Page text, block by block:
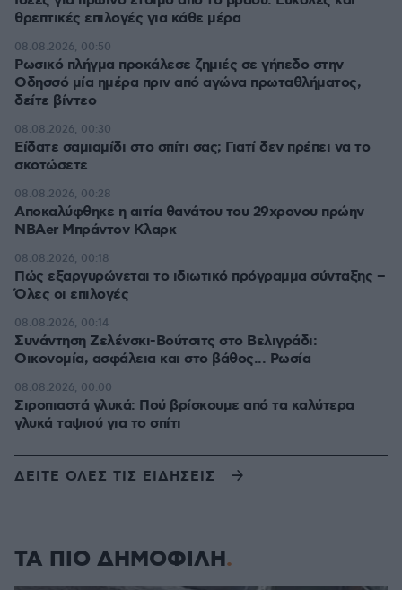
θρεπτικές επιλογές για κάθε μέρα
Ρωσικό πλήγμα προκάλεσε ζημιές σε γήπεδο στην
Οδησσό μία ημέρα πριν από αγώνα πρωταθλήματος,
δείτε βίντεο
08.08.2026, 00:50
Είδατε σαμιαμίδι στο σπίτι σας; Γιατί δεν πρέπει να το
σκοτώσετε
08.08.2026, 00:30
Αποκαλύφθηκε η αιτία θανάτου του 29χρονου πρώην
NBAer Μπράντον Κλαρκ
08.08.2026, 00:28
Πώς εξαργυρώνεται το ιδιωτικό πρόγραμμα σύνταξης –
Όλες οι επιλογές
08.08.2026, 00:18
Συνάντηση Ζελένσκι-Βούτσιτς στο Βελιγράδι:
Οικονομία, ασφάλεια και στο βάθος... Ρωσία
08.08.2026, 00:14
Σιροπιαστά γλυκά: Πού βρίσκουμε από τα καλύτερα
γλυκά ταψιού για το σπίτι
08.08.2026, 00:00
ΔΕΙΤΕ ΟΛΕΣ ΤΙΣ ΕΙΔΗΣΕΙΣ
ΤΑ ΠΙΟ ΔΗΜΟΦΙΛΗ